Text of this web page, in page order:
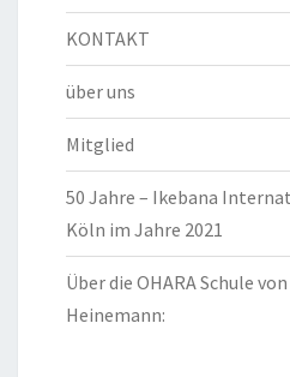
KONTAKT
über uns
Mitglied
50 Jahre – Ikebana
Köln im Jahre 2021
Über die OHARA Schule
Heinemann: